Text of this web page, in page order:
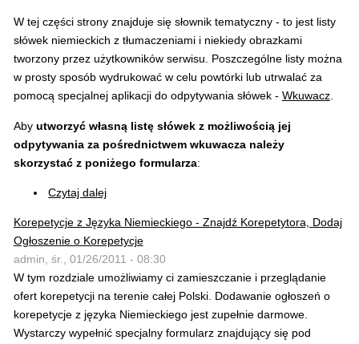
W tej części strony znajduje się słownik tematyczny - to jest listy
słówek niemieckich z tłumaczeniami i niekiedy obrazkami
tworzony przez użytkowników serwisu. Poszczególne listy można
w prosty sposób wydrukować w celu powtórki lub utrwalać za
pomocą specjalnej aplikacji do odpytywania słówek - Wkuwacz.
Aby utworzyć własną listę słówek z możliwością jej
odpytywania za pośrednictwem wkuwacza należy
skorzystać z poniżego formularza:
Czytaj dalej
Korepetycje z Języka Niemieckiego - Znajdź Korepetytora, Dodaj
Ogłoszenie o Korepetycje
admin, śr., 01/26/2011 - 08:30
W tym rozdziale umożliwiamy ci zamieszczanie i przeglądanie
ofert korepetycji na terenie całej Polski. Dodawanie ogłoszeń o
korepetycje z języka Niemieckiego jest zupełnie darmowe.
Wystarczy wypełnić specjalny formularz znajdujący się pod